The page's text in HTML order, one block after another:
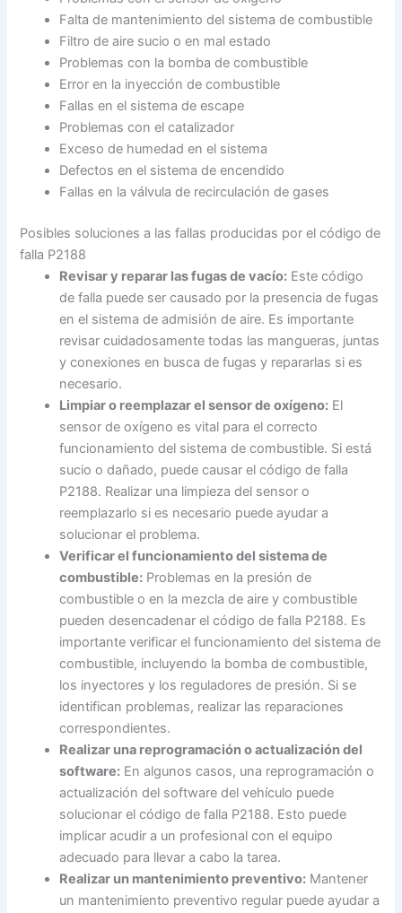
Falta de mantenimiento del sistema de combustible
Filtro de aire sucio o en mal estado
Problemas con la bomba de combustible
Error en la inyección de combustible
Fallas en el sistema de escape
Problemas con el catalizador
Exceso de humedad en el sistema
Defectos en el sistema de encendido
Fallas en la válvula de recirculación de gases
Posibles soluciones a las fallas producidas por el código de
falla P2188
Revisar y reparar las fugas de vacío: Este código
de falla puede ser causado por la presencia de fugas
en el sistema de admisión de aire. Es importante
revisar cuidadosamente todas las mangueras, juntas
y conexiones en busca de fugas y repararlas si es
necesario.
Limpiar o reemplazar el sensor de oxígeno: El
sensor de oxígeno es vital para el correcto
funcionamiento del sistema de combustible. Si está
sucio o dañado, puede causar el código de falla
P2188. Realizar una limpieza del sensor o
reemplazarlo si es necesario puede ayudar a
solucionar el problema.
Verificar el funcionamiento del sistema de
combustible: Problemas en la presión de
combustible o en la mezcla de aire y combustible
pueden desencadenar el código de falla P2188. Es
importante verificar el funcionamiento del sistema de
combustible, incluyendo la bomba de combustible,
los inyectores y los reguladores de presión. Si se
identifican problemas, realizar las reparaciones
correspondientes.
Realizar una reprogramación o actualización del
software: En algunos casos, una reprogramación o
actualización del software del vehículo puede
solucionar el código de falla P2188. Esto puede
implicar acudir a un profesional con el equipo
adecuado para llevar a cabo la tarea.
Realizar un mantenimiento preventivo: Mantener
un mantenimiento preventivo regular puede ayudar a